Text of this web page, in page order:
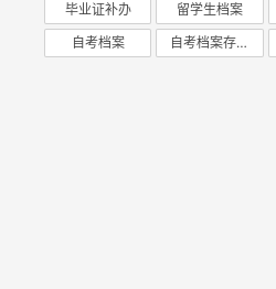
毕业证补办 留学生档案
自考档案 自考档案存放